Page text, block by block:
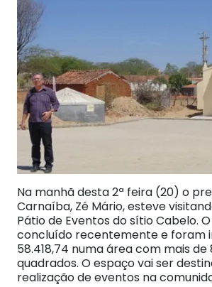
Na manhã desta 2ª feira (20) o
Carnaíba, Zé Mário, esteve
Pátio de Eventos do sítio Cabelo.
concluído recentemente e foram
58.418,74 numa área com mais
quadrados. O espaço vai ser
realização de eventos na